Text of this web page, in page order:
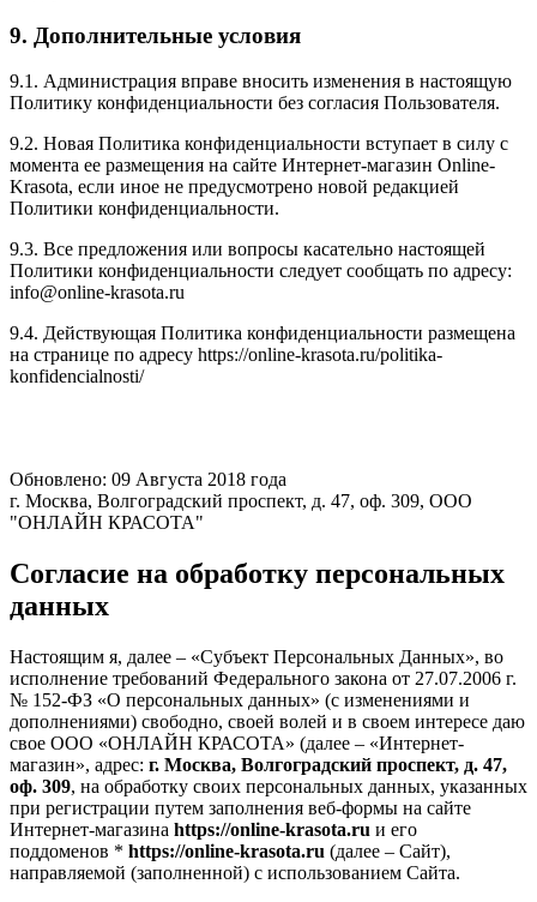
9. Дополнительные условия
9.1. Администрация вправе вносить изменения в настоящую
Политику конфиденциальности без согласия Пользователя.
9.2. Новая Политика конфиденциальности вступает в силу с
момента ее размещения на сайте Интернет-магазин Online-
Krasota, если иное не предусмотрено новой редакцией
Политики конфиденциальности.
9.3. Все предложения или вопросы касательно настоящей
Политики конфиденциальности следует сообщать по адресу:
info@online-krasota.ru
9.4. Действующая Политика конфиденциальности размещена
на странице по адресу https://online-krasota.ru/politika-
konfidencialnosti/
Обновлено: 09 Августа 2018 года
г. Москва, Волгоградский проспект, д. 47, оф. 309, ООО
"ОНЛАЙН КРАСОТА"
Согласие на обработку персональных
данных
Настоящим я, далее – «Субъект Персональных Данных», во
исполнение требований Федерального закона от 27.07.2006 г.
№ 152-ФЗ «О персональных данных» (с изменениями и
дополнениями) свободно, своей волей и в своем интересе даю
свое ООО «ОНЛАЙН КРАСОТА» (далее – «Интернет-
магазин», адрес: г. Москва, Волгоградский проспект, д. 47,
оф. 309, на обработку своих персональных данных, указанных
при регистрации путем заполнения веб-формы на сайте
Интернет-магазина https://online-krasota.ru и его
поддоменов * https://online-krasota.ru (далее – Сайт),
направляемой (заполненной) с использованием Сайта.